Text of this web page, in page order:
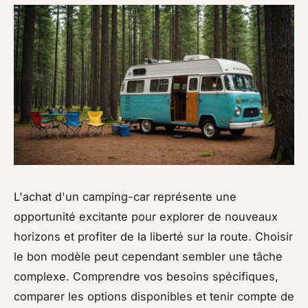
L'achat d'un camping-car représente une
opportunité excitante pour explorer de nouveaux
horizons et profiter de la liberté sur la route. Choisir
le bon modèle peut cependant sembler une tâche
complexe. Comprendre vos besoins spécifiques,
comparer les options disponibles et tenir compte de